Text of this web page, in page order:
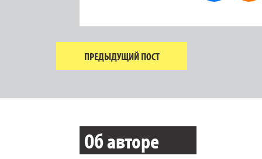
ПРЕДЫДУЩИЙ ПОСТ
Об авторе